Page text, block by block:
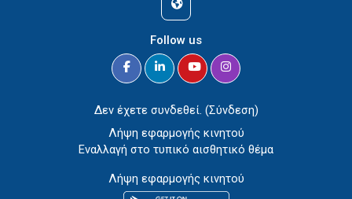
Follow us
Δεν έχετε συνδεθεί. (Σύνδεση)
Λήψη εφαρμογής κινητού
Εναλλαγή στο τυπικό αισθητικό θέμα
Λήψη εφαρμογής κινητού